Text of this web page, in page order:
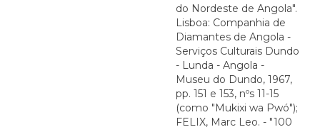
do Nordeste de Angola".
Lisboa: Companhia de
Diamantes de Angola -
Serviços Culturais Dundo
- Lunda - Angola -
Museu do Dundo, 1967,
pp. 151 e 153, nºs 11-15
(como "Mukixi wa Pwó");
FELIX, Marc Leo. - "100